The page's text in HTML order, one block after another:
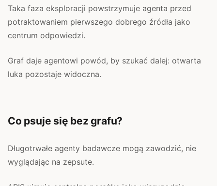
Taka faza eksploracji powstrzymuje agenta przed
potraktowaniem pierwszego dobrego źródła jako
centrum odpowiedzi.
Graf daje agentowi powód, by szukać dalej: otwarta
luka pozostaje widoczna.
Co psuje się bez grafu?
Długotrwałe agenty badawcze mogą zawodzić, nie
wyglądając na zepsute.